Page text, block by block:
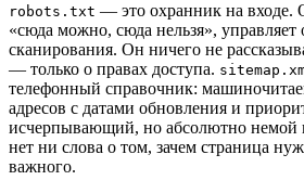
robots.txt — это охранник на входе.
«сюда можно, сюда нельзя»,
сканирования. Он ничего не
— только о правах доступа.
телефонный справочник:
адресов с датами обновления и
исчерпывающий, но абсолютно немой
нет ни слова о том, зачем страница
важного.